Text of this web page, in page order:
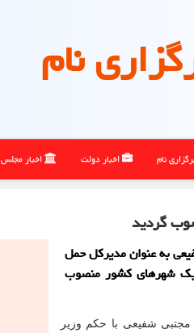
نام
نام اخبار دولت اخبار مجلس
گردید
به عنوان مدیرکل حمل
شهرهای کشور منصوب
مجتبی شفیعی با حکم وزیر